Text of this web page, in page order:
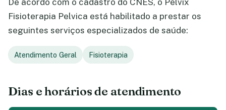
Fisioterapia Pelvica está habilitado a prestar os
seguintes serviços especializados de saúde:
Atendimento Geral Fisioterapia
Dias e horários de atendimento